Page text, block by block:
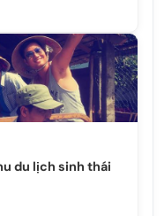
du lịch sinh thái